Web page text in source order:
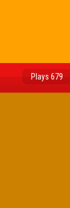
Plays 679